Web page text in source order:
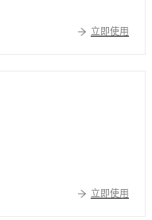
立即使用
立即使用